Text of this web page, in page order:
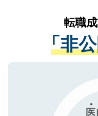
は、個人情報
管理基準を満
る、プライバ
で、機密保持
かがいして、
経験をまじえ
させていただ
ない方には、
ので、まずは
転職
「非